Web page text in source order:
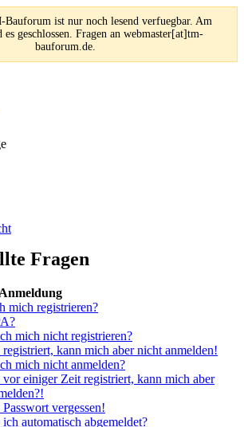
Bauforum ist nur noch lesend verfuegbar. Am
geschlossen. Fragen an webmaster[at]tm-
bauforum.de.
Fragen
mich registrieren?
mich nicht registrieren?
kann mich aber nicht anmelden!
mich nicht anmelden?
einiger Zeit registriert, kann mich aber
vergessen!
automatisch abgemeldet?